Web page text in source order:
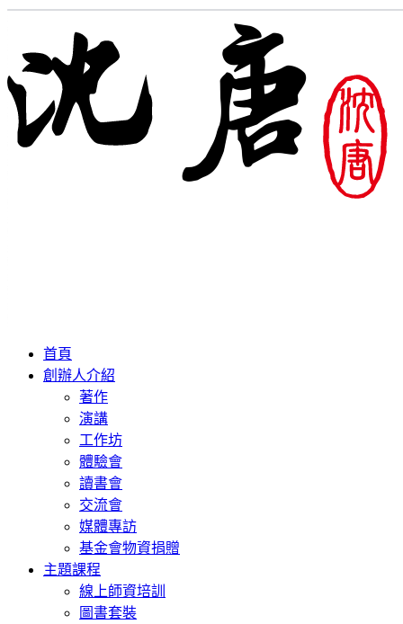
首頁
創辦人介紹
著作
演講
工作坊
體驗會
讀書會
交流會
媒體專訪
基金會物資捐贈
主題課程
線上師資培訓
圖書套裝